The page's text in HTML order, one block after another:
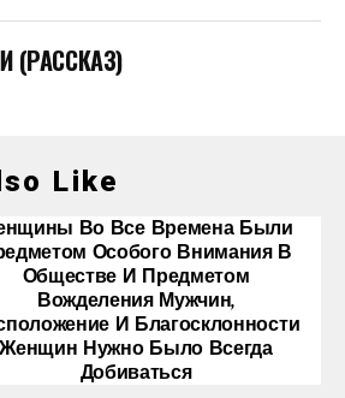
(РАССКАЗ)
Like
Во Все Времена Были
Особого Внимания В
Обществе И Предметом
Вожделения Мужчин,
И Благосклонности
Женщин Нужно Было Всегда
Добиваться